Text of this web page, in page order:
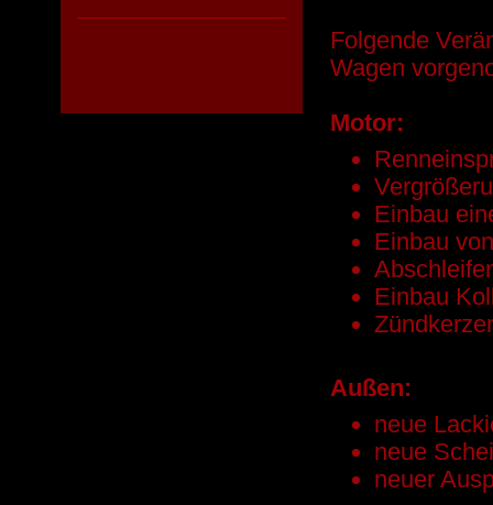
Folgende
Wagen
Motor:
Einbau
Einbau
Einbau
Außen:
neue
neue
neuer